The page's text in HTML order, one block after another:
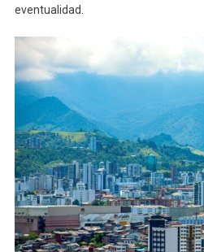
eventualidad.